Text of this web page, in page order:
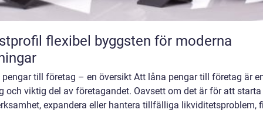
byggsten för moderna
pengar till företag – en översikt Att låna pengar till företag är
och viktig del av företagandet. Oavsett om det är för att
expandera eller hantera tillfälliga likviditetsproblem,